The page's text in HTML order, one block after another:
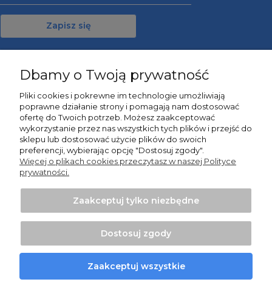
Zapisz się
Informacje
O nas
Projekt i wykonanie:Ecommercy.pl
Pokaż pełną wersję strony
Sklep internetowy Shoper Premium
Dbamy o Twoją prywatność
Pliki cookies i pokrewne im technologie umożliwiają
poprawne działanie strony i pomagają nam dostosować
ofertę do Twoich potrzeb. Możesz zaakceptować
wykorzystanie przez nas wszystkich tych plików i przejść do
sklepu lub dostosować użycie plików do swoich
preferencji, wybierając opcję "Dostosuj zgody".
Więcej o plikach cookies przeczytasz w naszej Polityce
prywatności.
Zaakceptuj tylko niezbędne
Dostosuj zgody
Zaakceptuj wszystkie